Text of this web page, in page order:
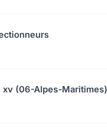
xv (06-Alpes-Maritimes)